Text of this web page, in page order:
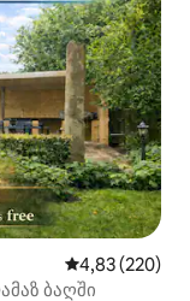
საშუალო
4,83 (220)
ბაღში